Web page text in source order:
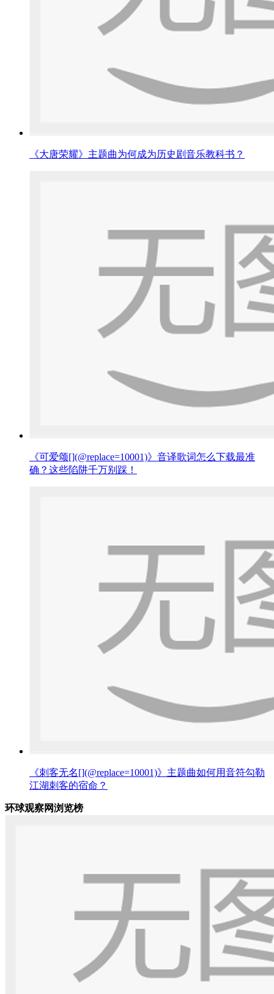
《大唐荣耀》主题曲为何成为历史剧音乐教科书？
《可爱颂[](@replace=10001)》音译歌词怎么下载最准
确？这些陷阱千万别踩！
《刺客无名[](@replace=10001)》主题曲如何用音符勾勒
江湖刺客的宿命？
环球观察网浏览榜